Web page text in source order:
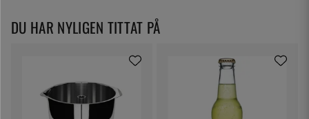
DU HAR NYLIGEN TITTAT PÅ